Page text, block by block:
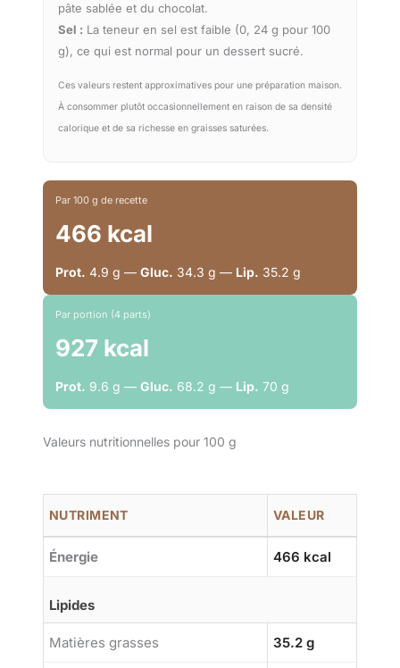
pâte sablée et du chocolat.
Sel : La teneur en sel est faible (0, 24 g pour 100
g), ce qui est normal pour un dessert sucré.
Ces valeurs restent approximatives pour une préparation maison.
À consommer plutôt occasionnellement en raison de sa densité
calorique et de sa richesse en graisses saturées.
Par 100 g de recette
466 kcal
Prot. 4.9 g — Gluc. 34.3 g — Lip. 35.2 g
Par portion (4 parts)
927 kcal
Prot. 9.6 g — Gluc. 68.2 g — Lip. 70 g
Valeurs nutritionnelles pour 100 g
NUTRIMENT VALEUR
Énergie 466 kcal
Lipides
Matières grasses 35.2 g